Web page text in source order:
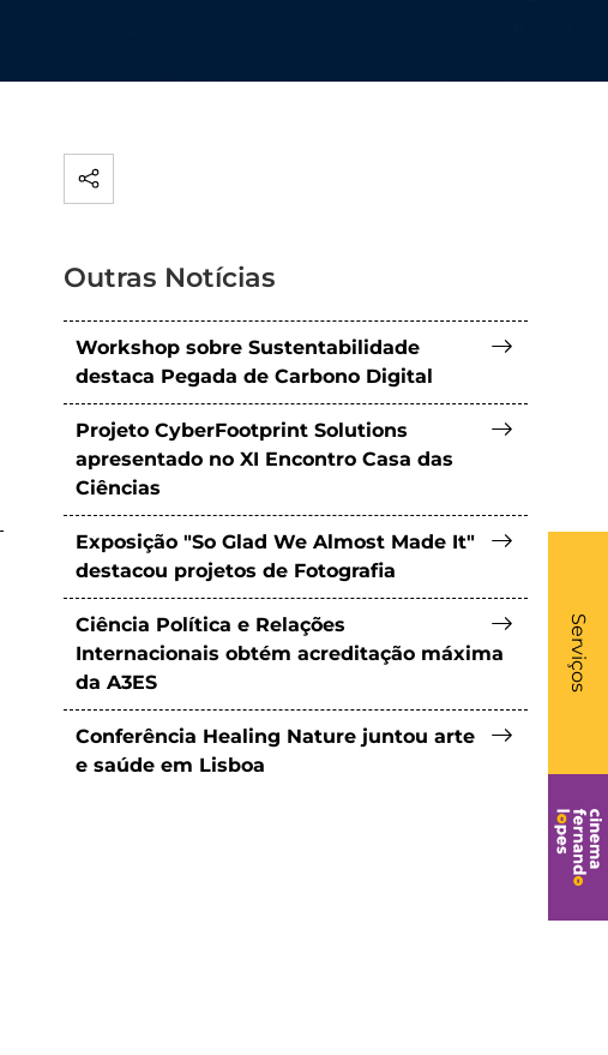
Serviços
-
Outras Notícias
Workshop sobre Sustentabilidade
destaca Pegada de Carbono Digital
Projeto CyberFootprint Solutions
apresentado no XI Encontro Casa das
Ciências
Exposição "So Glad We Almost Made It"
destacou projetos de Fotografia
Ciência Política e Relações
Internacionais obtém acreditação máxima
da A3ES
Conferência Healing Nature juntou arte
e saúde em Lisboa